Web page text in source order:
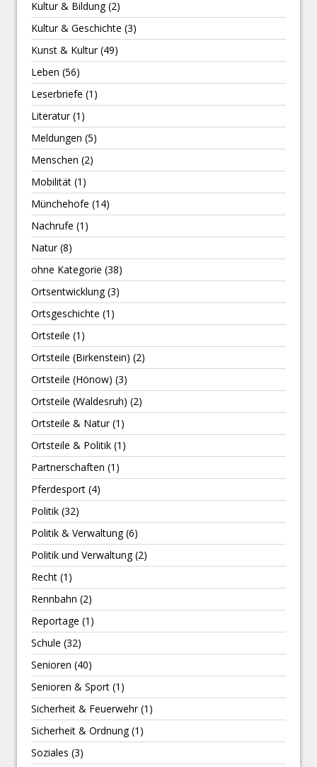
Kultur & Bildung(2)
Kultur & Geschichte (3)
Kunst & Kultur(49)
Leben (56)
Leserbriefe (1)
Literatur(1)
Meldungen (5)
Menschen (2)
Mobilität (1)
Münchehofe (14)
Nachrufe (1)
Natur(8)
ohne Kategorie (38)
Ortsentwicklung(3)
Ortsgeschichte (1)
Ortsteile (1)
Ortsteile (Birkenstein) (2)
Ortsteile (Hönow) (3)
Ortsteile (Waldesruh) (2)
Ortsteile & Natur(1)
Ortsteile & Politik (1)
Partnerschaften (1)
Pferdesport (4)
Politik (32)
Politik & Verwaltung(6)
Politik und Verwaltung(2)
Recht (1)
Rennbahn (2)
Reportage (1)
Schule (32)
Senioren (40)
Senioren & Sport (1)
Sicherheit & Feuerwehr(1)
Sicherheit & Ordnung(1)
Soziales (3)